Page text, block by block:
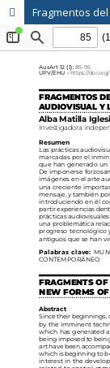
Fragmentos